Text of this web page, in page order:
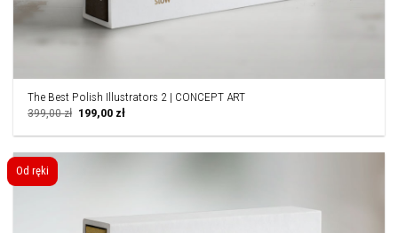
The Best Polish Illustrators 2 | CONCEPT ART
399,00zł Pierwotna
cena
wynosiła:
199,00 złAktualna
wynosi:
Od ręki